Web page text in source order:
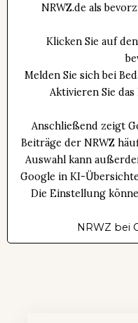
NRWZ.de als
Klicken Sie auf
Melden Sie sich bei
Aktivieren Sie das
Anschließend zeigt
Beiträge der NRWZ
Auswahl kann
Google in KI-
Die Einstellung
NRWZ bei